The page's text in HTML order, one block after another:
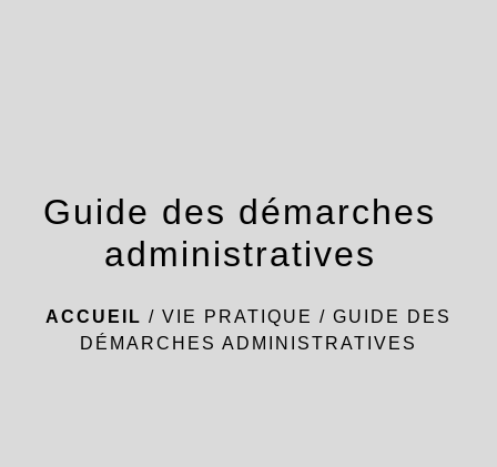
Guide des démarches
administratives
ACCUEIL / VIE PRATIQUE / GUIDE DES
DÉMARCHES ADMINISTRATIVES